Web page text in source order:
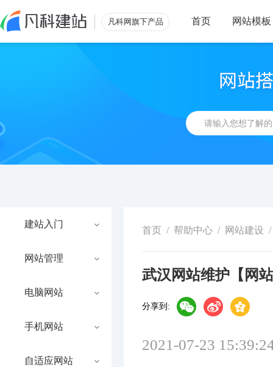
凡科网旗下产品 首页 网站模板
建站入门
网站管理
电脑网站
手机网站
自适应网站
首页 / 帮助中心 / 网站建设 /
武汉网站维护【网
分享到:
2021-07-23